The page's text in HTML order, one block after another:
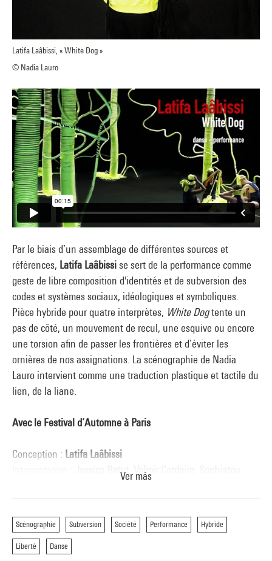
Latifa Laâbissi, « White Dog »
© Nadia Lauro
Par le biais d’un assemblage de différentes sources et
références, Latifa Laâbissise sert de la performance comme
geste de libre composition d'identités et de subversion des
codes et systèmes sociaux, idéologiques et symboliques.
Pièce hybride pour quatre interprètes, White Dogtente un
pas de côté, un mouvement de recul, une esquive ou encore
une torsion afin de passer les frontières et d’éviter les
ornières de nos assignations. La scénographie de Nadia
Lauro intervient comme une traduction plastique et tactile du
lien, de la liane.
Avec le Festival d’Automne à Paris
Conception : Latifa Laâbissi
Jessica Batut Volmir Cordeiro
Conception de la scénographie :Nadia Lauro
Figures :Latifa Laâbissi et Nadia Lauro
Création lumière :Leticia Skrycky
Création sonore :
Ver más
Scénographie Subversion Société Performance Hybride
Liberté Danse